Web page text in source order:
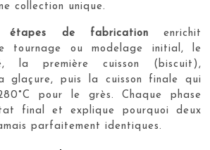
collection unique.
étapes de fabrication enrichit
tournage ou modelage initial, le
la première cuisson (biscuit),
glaçure, puis la cuisson finale qui
pour le grès. Chaque phase
final et explique pourquoi deux
parfaitement identiques.